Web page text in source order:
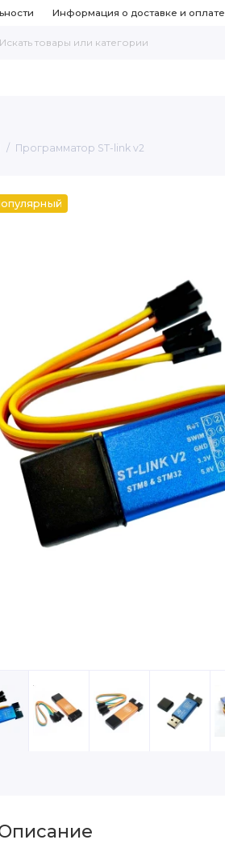
Информация о доставке и оплате
Программатор ST-link v2